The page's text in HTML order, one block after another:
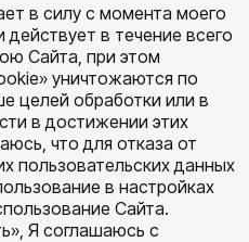
в силу с момента моего
в течение всего
Сайта, при этом
уничтожаются по
целей обработки или в
в достижении этих
что для отказа от
пользовательских данных
в настройках
Сайта.
Я соглашаюсь с